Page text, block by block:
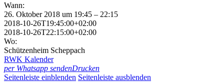
Wann:
26. Oktober 2018 um 19:45 – 22:15
2018-10-26T19:45:00+02:00
2018-10-26T22:15:00+02:00
Wo:
Schützenheim Scheppach
RWK Kalender
per Whatsapp sendenDrucken
Seitenleiste einblenden Seitenleiste ausblenden